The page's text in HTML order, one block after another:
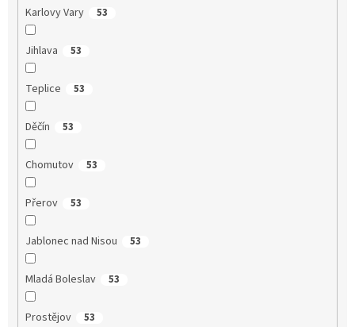
Karlovy Vary 53
Jihlava 53
Teplice 53
Děčín 53
Chomutov 53
Přerov 53
Jablonec nad Nisou 53
Mladá Boleslav 53
Prostějov 53